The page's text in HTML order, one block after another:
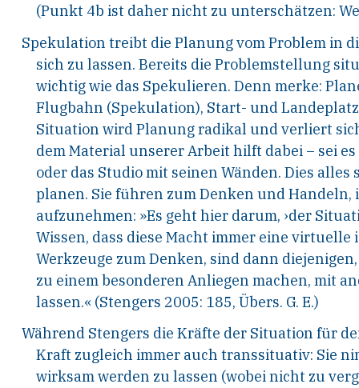
(Punkt 4b ist daher nicht zu unterschätzen:
Spekulation treibt die Planung vom Problem in
sich zu lassen. Bereits die Problemstellung
wichtig wie das Spekulieren. Denn merke: Pla
Flugbahn (Spekulation), Start- und Lande
Situation wird Planung radikal und verliert
dem Material unserer Arbeit hilft dabei – sei
oder das Studio mit seinen Wänden. Dies
planen. Sie führen zumDenken und Handeln,
aufzunehmen: »Es geht hier darum, ›der
Wissen, dass diese Macht immer eine virtuelle
Werkzeuge zum Denken, sind dann
zu einem besonderen Anliegen machen, mit
lassen.« (Stengers 2005: 185, Übers. G. E.)
Während Stengers die Kräfte der Situation für
Kraft zugleich immer auch transsituativ: Sie
wirksamwerden zu lassen (wobei nicht zu